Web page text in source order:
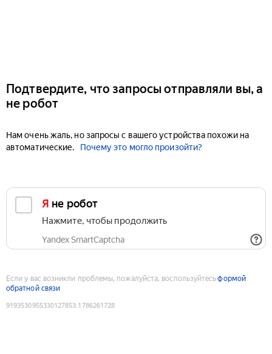
Подтвердите, что запросы отправляли вы, а
не робот
Нам очень жаль, но запросы с вашего устройства похожи на
автоматические.
Почему это могло произойти?
Я не робот
Нажмите, чтобы продолжить
Yandex SmartCaptcha
Если у вас возникли проблемы, пожалуйста, воспользуйтесьформой
обратной связи
9193530955330127853:1786261728